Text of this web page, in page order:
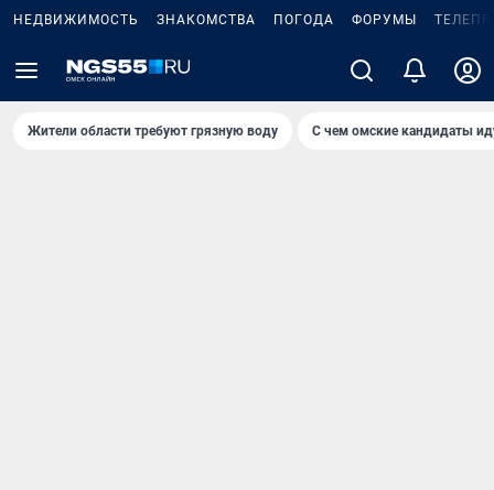
НЕДВИЖИМОСТЬ ЗНАКОМСТВА ПОГОДА ФОРУМЫ
Жители области требуют грязную воду С чем омские кандидаты